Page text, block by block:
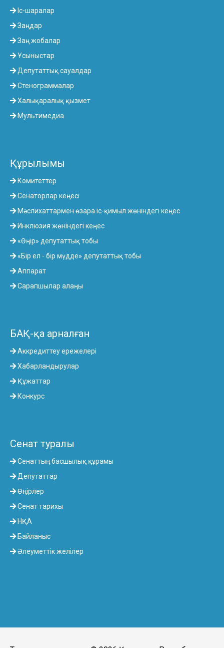
Іс-шаралар
Заңдар
Заң жобалар
Ұсыныстар
Депутаттық сауалдар
Стенограммалар
Халықаралық қызмет
Мультимедиа
Құрылымы
Комитеттер
Сенаторлар кеңесі
Мәслихаттармен өзара іс-қимыл жөніндегі кеңес
Инклюзия жөніндегі кеңес
«Өңір» депутаттық тобы
«Бір ел - бір мүдде» депутаттық тобы
Аппарат
Сарапшылар алаңы
БАҚ-қа арналған
Аккредиттеу ережелері
Хабарландырулар
Құжаттар
Конкурс
Сенат туралы
Сенаттың басшылық құрамы
Депутаттар
Өңірлер
Сенат тарихы
НҚА
Байланыс
Әлеуметтік желілер